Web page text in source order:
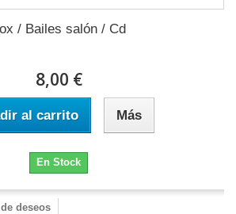
/ Bailes salón / Cd
8,00 €
al carrito Más
En Stock
deseos